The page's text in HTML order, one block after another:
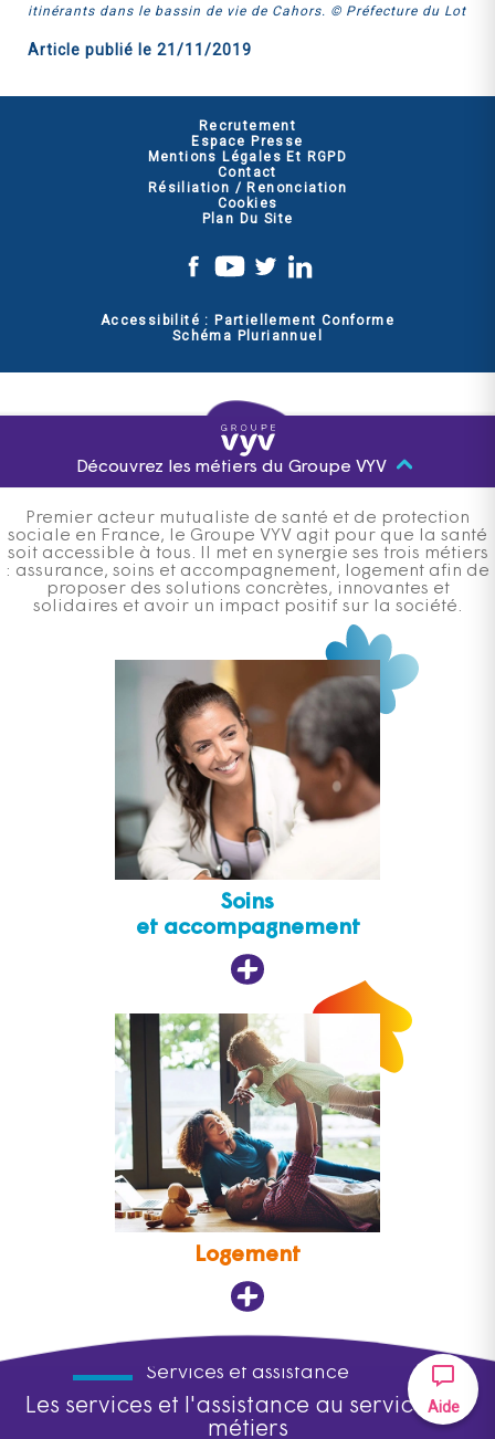
itinérants dans le bassin de vie de Cahors. © Préfecture du Lot
Article publié le 21/11/2019
Aide
Recrutement
Espace Presse
Mentions Légales Et RGPD
Contact
Résiliation / Renonciation
Cookies
Plan Du Site
Accessibilité : Partiellement Conforme
Schéma Pluriannuel
Découvrez les métiers du Groupe VYV
Premier acteur mutualiste de santé et de protection
sociale en France, le Groupe VYV agit pour que la santé
soit accessible à tous. Il met en synergie ses trois métiers
: assurance, soins et accompagnement, logement afin de
proposer des solutions concrètes, innovantes et
solidaires et avoir un impact positif sur la société.
Soins
et accompagnement
Logement
Services et assistance
Les services et l'assistance au service des
métiers